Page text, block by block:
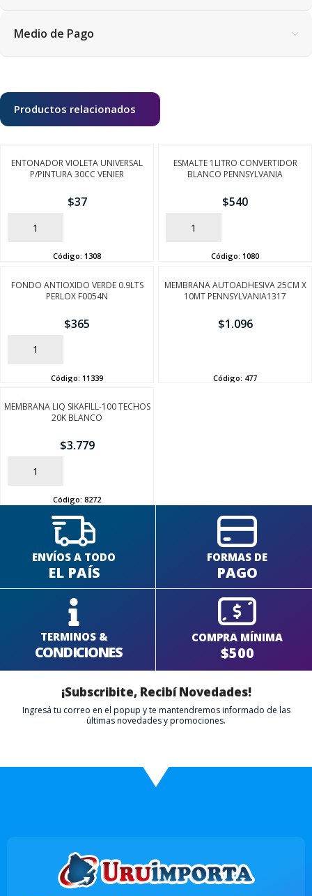
Medio de Pago
Productos relacionados
ENTONADOR VIOLETA UNIVERSAL
P/PINTURA 30CC VENIER
$37
AÑADIR
Código: 1308
ESMALTE 1LITRO CONVERTIDOR
BLANCO PENNSYLVANIA
$540
AÑADIR
Código: 1080
FONDO ANTIOXIDO VERDE 0.9LTS
PERLOX F0054N
$365
AÑADIR
Código: 11339
MEMBRANA AUTOADHESIVA 25CM X
10MT PENNSYLVANIA1317
$1.096
Código: 477
MEMBRANA LIQ SIKAFILL-100 TECHOS
20K BLANCO
$3.779
AÑADIR
Código: 8272
ENVÍOS A TODO
EL PAÍS
FORMAS DE
PAGO
TERMINOS &
CONDICIONES
COMPRA MÍNIMA
$500
¡Subscribite, Recibí Novedades!
Ingresá tu correo en el popup y te mantendremos informado de las
últimas novedades y promociones.